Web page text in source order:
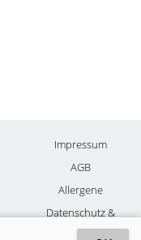
Impressum
AGB
Allergene
Datenschutz &
Cookies